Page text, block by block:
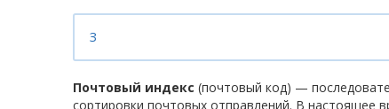
З
Почтовый индекс (почтовый код) —
сортировки почтовых отправлений. В настоящее